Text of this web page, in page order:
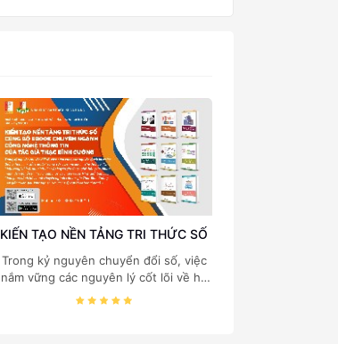
KIẾN TẠO NỀN TẢNG TRI THỨC SỐ
Trong kỷ nguyên chuyển đổi số, việc
nắm vững các nguyên lý cốt lõi về hệ
thống thông tin, cấu trúc dữ liệu, cơ